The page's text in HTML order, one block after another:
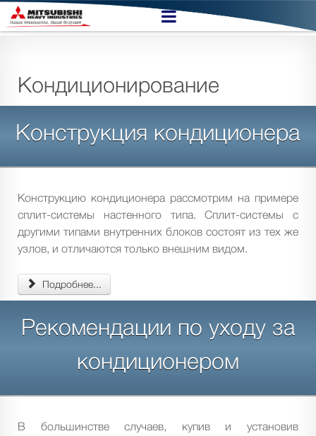
Кондиционирование
Конструкция кондиционера
Конструкцию кондиционера рассмотрим на примере
сплит-системы настенного типа. Сплит-системы с
другими типами внутренних блоков состоят из тех же
узлов, и отличаются только внешним видом.
Подробнее...
Рекомендации по уходу за
кондиционером
В большинстве случаев, купив и установив